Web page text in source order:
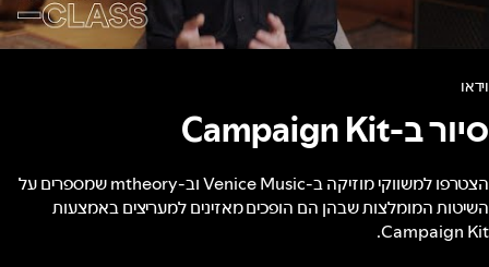
וידאו
סיור ב-Campaign Kit
הצטרפו למשווקי מוזיקה ב-Venice Music וב-mtheory שמספרים על
השיטות המומלצות שבהן הם הופכים מאזינים למעריצים באמצעות
Campaign Kit.